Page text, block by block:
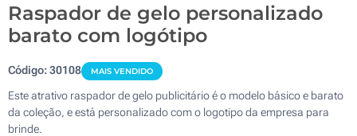
Raspador de gelo personalizado
barato com logótipo
Código:30108 MAIS VENDIDO
Este atrativo raspador de gelo publicitário é o modelo básico e barato
da coleção, e está personalizado com o logotipo da empresa para
brinde.